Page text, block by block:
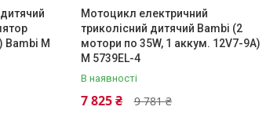
Bambi M
Мотоцикл електричний
триколісний дитячий Bambi (2
мотори по 35W, 1 аккум. 12V7-9A)
M 5739EL-4
В наявності
9 781 ₴
7 825 ₴